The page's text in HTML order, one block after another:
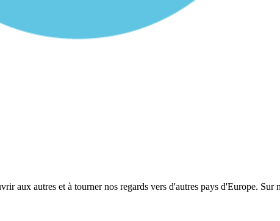
autres et à tourner nos regards vers d'autres pays d'Europe.